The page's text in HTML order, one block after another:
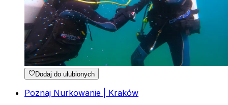
Dodaj do ulubionych
Poznaj Nurkowanie | Kraków